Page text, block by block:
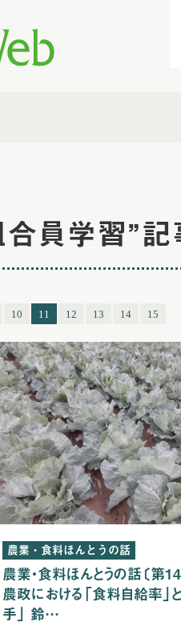
合員学習”
10 11 12 13 14 15
農業・食料ほんとうの話
農業・食料ほんとうの話〔第
農政における「食料自給率」
手」 鈴…